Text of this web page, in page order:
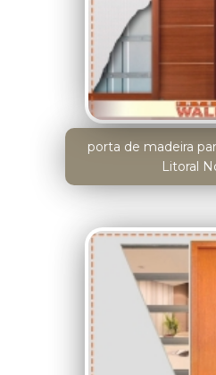
porta de madeira
Litoral